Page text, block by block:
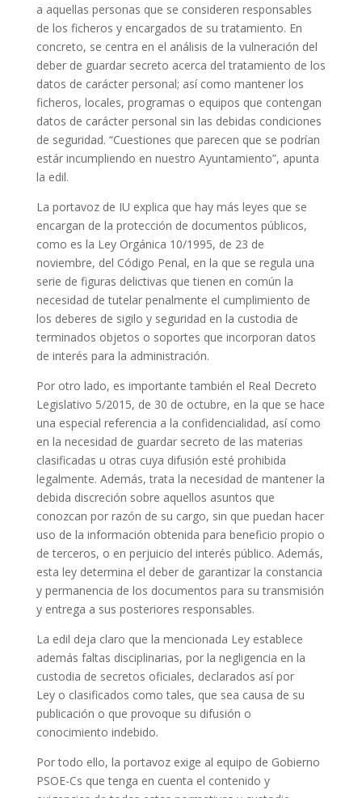
a aquellas personas que se consideren responsables
de los ficheros y encargados de su tratamiento. En
concreto, se centra en el análisis de la vulneración del
deber de guardar secreto acerca del tratamiento de los
datos de carácter personal; así como mantener los
ficheros, locales, programas o equipos que contengan
datos de carácter personal sin las debidas condiciones
de seguridad. “Cuestiones que parecen que se podrían
estár incumpliendo en nuestro Ayuntamiento”, apunta
la edil.
La portavoz de IU explica que hay más leyes que se
encargan de la protección de documentos públicos,
como es la Ley Orgánica 10/1995, de 23 de
noviembre, del Código Penal, en la que se regula una
serie de figuras delictivas que tienen en común la
necesidad de tutelar penalmente el cumplimiento de
los deberes de sigilo y seguridad en la custodia de
terminados objetos o soportes que incorporan datos
de interés para la administración.
Por otro lado, es importante también el Real Decreto
Legislativo 5/2015, de 30 de octubre, en la que se hace
una especial referencia a la confidencialidad, así como
en la necesidad de guardar secreto de las materias
clasificadas u otras cuya difusión esté prohibida
legalmente. Además, trata la necesidad de mantener la
debida discreción sobre aquellos asuntos que
conozcan por razón de su cargo, sin que puedan hacer
uso de la información obtenida para beneficio propio o
de terceros, o en perjuicio del interés público. Además,
esta ley determina el deber de garantizar la constancia
y permanencia de los documentos para su transmisión
y entrega a sus posteriores responsables.
La edil deja claro que la mencionada Ley establece
además faltas disciplinarias, por la negligencia en la
custodia de secretos oficiales, declarados así por
Ley o clasificados como tales, que sea causa de su
publicación o que provoque su difusión o
conocimiento indebido.
Por todo ello, la portavoz exige al equipo de Gobierno
PSOE-Cs que tenga en cuenta el contenido y